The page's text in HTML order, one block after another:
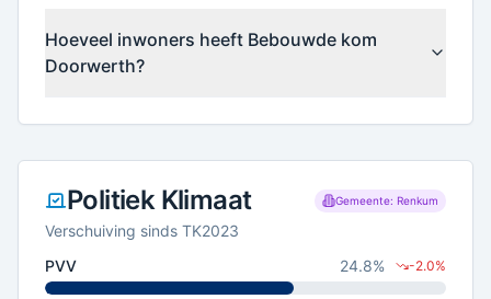
Hoeveel inwoners heeft Bebouwde kom
Doorwerth?
Politiek Klimaat Gemeente: Renkum
Verschuiving sinds TK2023
PVV
24.8% -2.0%